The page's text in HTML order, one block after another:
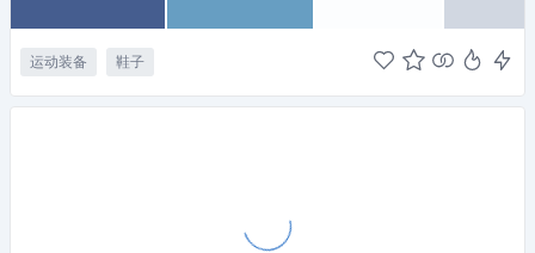
运动装备 鞋子